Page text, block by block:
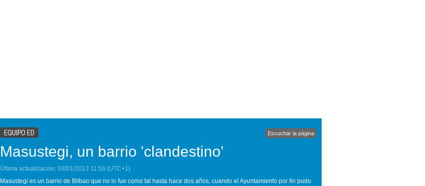
EQUIPO ED Escuchar la página
Masustegi, un barrio 'clandestino'
Última actualización: 03/01/2013 11:56 (UTC+1)
Masustegi es un barrio de Bilbao que no lo fue como tal hasta hace dos años, cuando el Ayuntamiento por fin pudo